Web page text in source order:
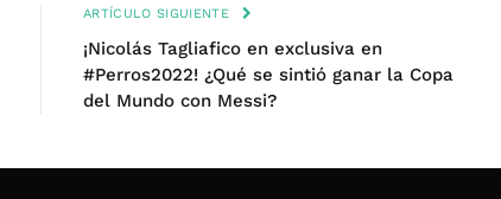
ARTÍCULO SIGUIENTE
¡Nicolás Tagliafico en exclusiva en
#Perros2022! ¿Qué se sintió ganar la Copa
del Mundo con Messi?